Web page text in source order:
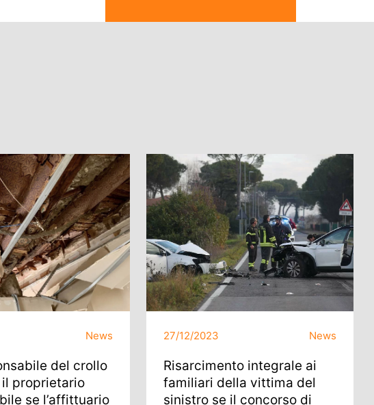
News
del crollo
proprietario
se l’affittuario
27/12/2023 News
Risarcimento integrale ai
familiari della vittima del
sinistro se il concorso di